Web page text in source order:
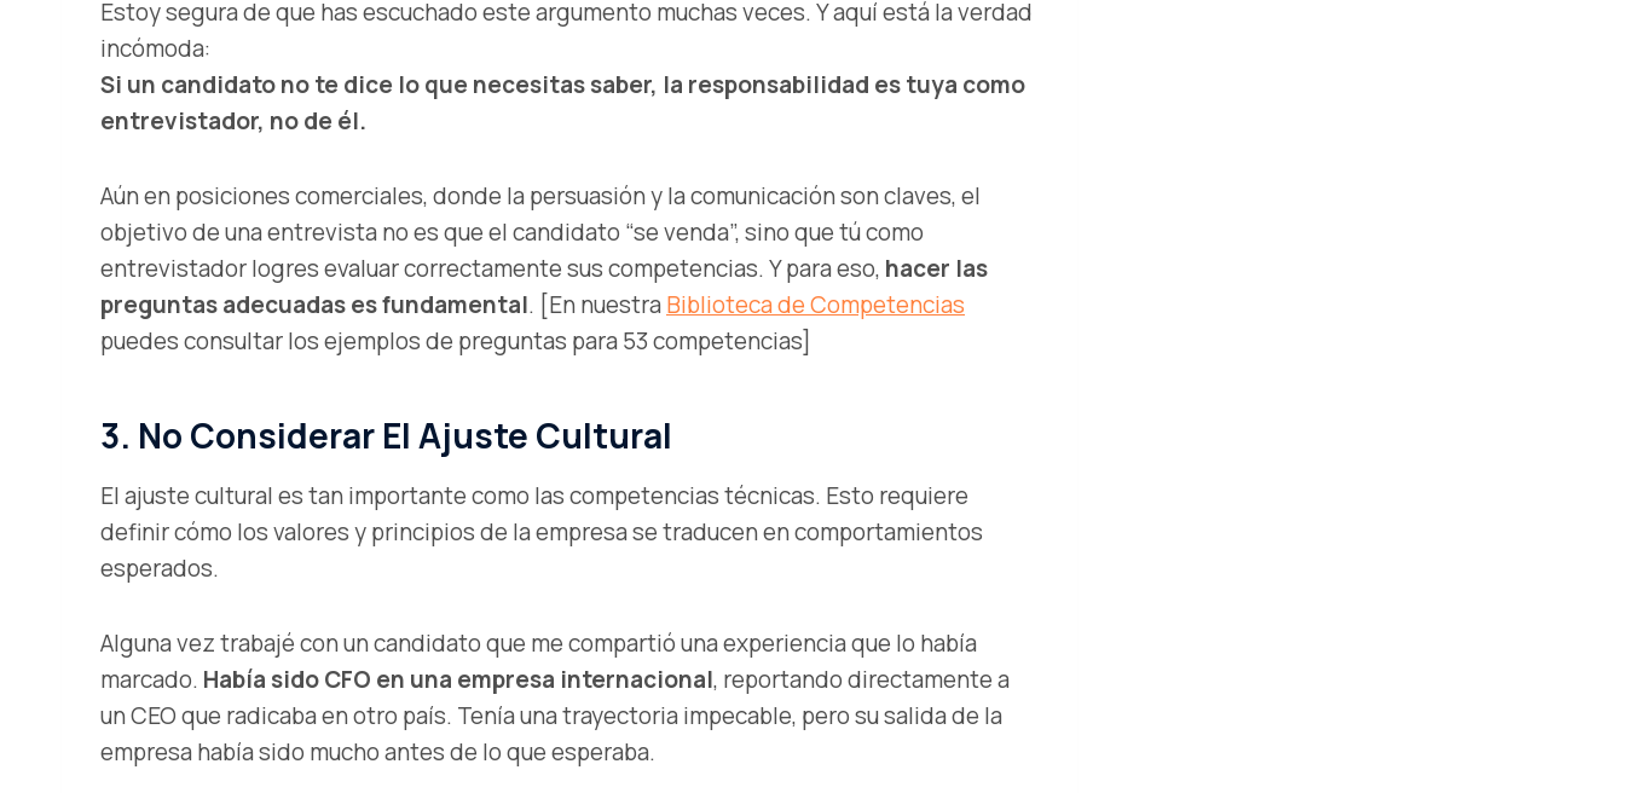
Estoy segura de que has escuchado este argumento muchas veces. Y aquí está la verdad
incómoda:
Si un candidato no te dice lo que necesitas saber, la responsabilidad es tuya como
entrevistador, no de él.
Aún en posiciones comerciales, donde la persuasión y la comunicación son claves, el
objetivo de una entrevista no es que el candidato “se venda”, sino que tú como
entrevistador logres evaluar correctamente sus competencias. Y para eso, hacer las
preguntas adecuadas es fundamental. [En nuestraBiblioteca de Competencias
puedes consultar los ejemplos de preguntas para 53 competencias]
3. No Considerar El Ajuste Cultural
El ajuste cultural es tan importante como las competencias técnicas. Esto requiere
definir cómo los valores y principios de la empresa se traducen en comportamientos
esperados.
Alguna vez trabajé con un candidato que me compartió una experiencia que lo había
marcado. Había sido CFO en una empresa internacional, reportando directamente a
un CEO que radicaba en otro país. Tenía una trayectoria impecable, pero su salida de la
empresa había sido mucho antes de lo que esperaba.